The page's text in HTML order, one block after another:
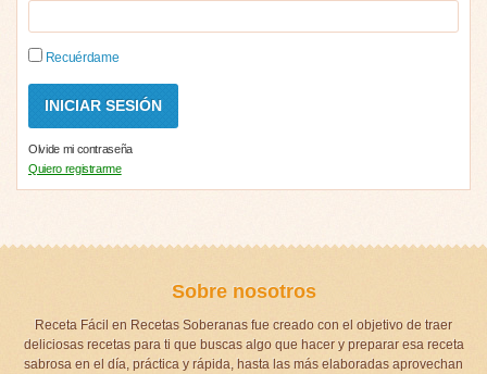
Recuérdame
Olvide mi contraseña
Quiero registrarme
Sobre nosotros
Receta Fácil en Recetas Soberanas fue creado con el objetivo de traer
deliciosas recetas para ti que buscas algo que hacer y preparar esa receta
sabrosa en el día, práctica y rápida, hasta las más elaboradas aprovechan